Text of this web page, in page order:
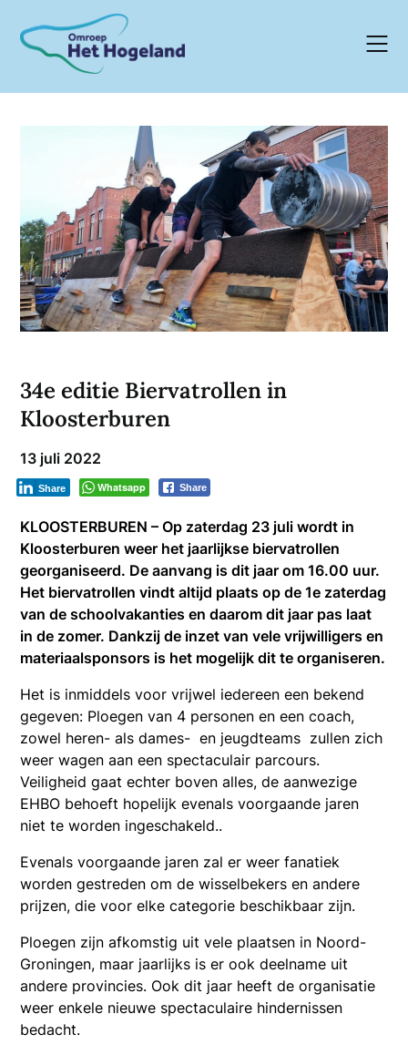
content
34e editie Biervatrollen in
Kloosterburen
13 juli 2022
Whatsapp Share
Share
KLOOSTERBUREN – Op zaterdag 23 juli wordt in
Kloosterburen weer het jaarlijkse biervatrollen
georganiseerd. De aanvang is dit jaar om 16.00 uur.
Het biervatrollen vindt altijd plaats op de 1e zaterdag
van de schoolvakanties en daarom dit jaar pas laat
in de zomer. Dankzij de inzet van vele vrijwilligers en
materiaalsponsors is het mogelijk dit te organiseren.
Het is inmiddels voor vrijwel iedereen een bekend
gegeven: Ploegen van 4 personen en een coach,
zowel heren- als dames- en jeugdteams zullen zich
weer wagen aan een spectaculair parcours.
Veiligheid gaat echter boven alles, de aanwezige
EHBO behoeft hopelijk evenals voorgaande jaren
niet te worden ingeschakeld..
Evenals voorgaande jaren zal er weer fanatiek
worden gestreden om de wisselbekers en andere
prijzen, die voor elke categorie beschikbaar zijn.
Ploegen zijn afkomstig uit vele plaatsen in Noord-
Groningen, maar jaarlijks is er ook deelname uit
andere provincies. Ook dit jaar heeft de organisatie
weer enkele nieuwe spectaculaire hindernissen
bedacht.